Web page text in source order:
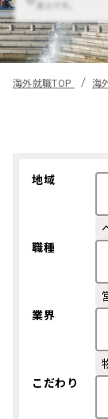
求人です。
海外就職TOP 海
地域
職種
業界
こだわり